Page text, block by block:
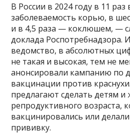
В России в 2024 году в 11 раз
заболеваемость корью, в
и в 4,5 раза — коклюшем, —
доклада Роспотребнадзора.
ведомство, в абсолютных
не такая и высокая, тем не
анонсировали кампанию по
вакцинации против
предлагают сделать детям
репродуктивного возраста,
вакцинировались или
прививку.